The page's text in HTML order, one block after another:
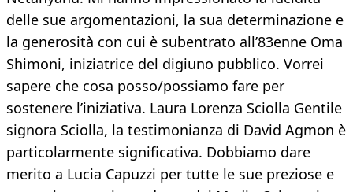
delle sue argomentazioni, la sua determinazione e
la generosità con cui è subentrato all’83enne Oma
Shimoni, iniziatrice del digiuno pubblico. Vorrei
sapere che cosa posso/possiamo fare per
sostenere l’iniziativa. Laura Lorenza Sciolla Gentile
signora Sciolla, la testimonianza di David Agmon è
particolarmente significativa. Dobbiamo dare
merito a Lucia Capuzzi per tutte le sue preziose e